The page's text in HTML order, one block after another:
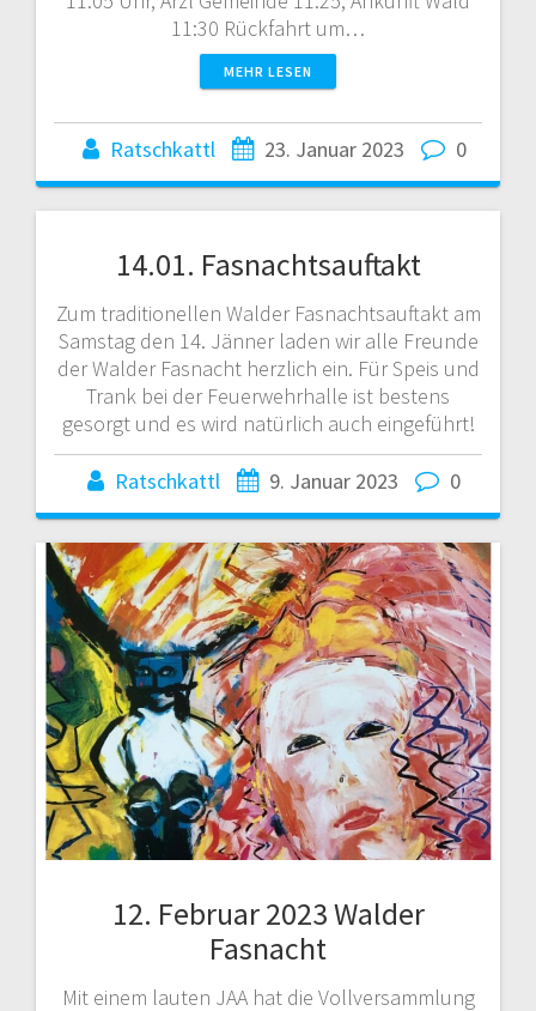
11:30 Rückfahrt um…
MEHR LESEN
Ratschkattl 23. Januar 2023 0
14.01. Fasnachtsauftakt
Zum traditionellen Walder Fasnachtsauftakt am
Samstag den 14. Jänner laden wir alle Freunde
der Walder Fasnacht herzlich ein. Für Speis und
Trank bei der Feuerwehrhalle ist bestens
gesorgt und es wird natürlich auch eingeführt!
Ratschkattl 9. Januar 2023 0
12. Februar 2023 Walder
Fasnacht
Mit einem lauten JAA hat die Vollversammlung